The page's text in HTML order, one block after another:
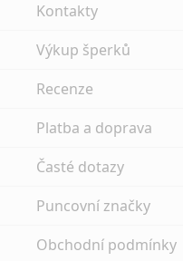
Kontakty
Výkup šperků
Recenze
Platba a doprava
Časté dotazy
Puncovní značky
Obchodní podmínky